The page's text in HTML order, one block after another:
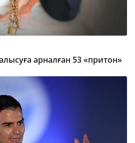
арналған 53 «притон»